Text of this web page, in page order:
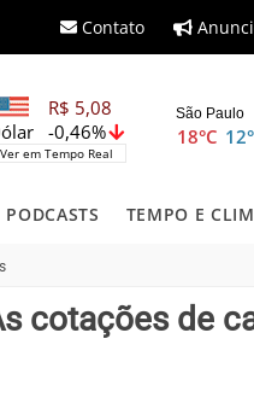
Contato
R$ 5,08
-0,46%
Ver em Tempo Real
18°C
PODCASTS TEMPO E
cotações de